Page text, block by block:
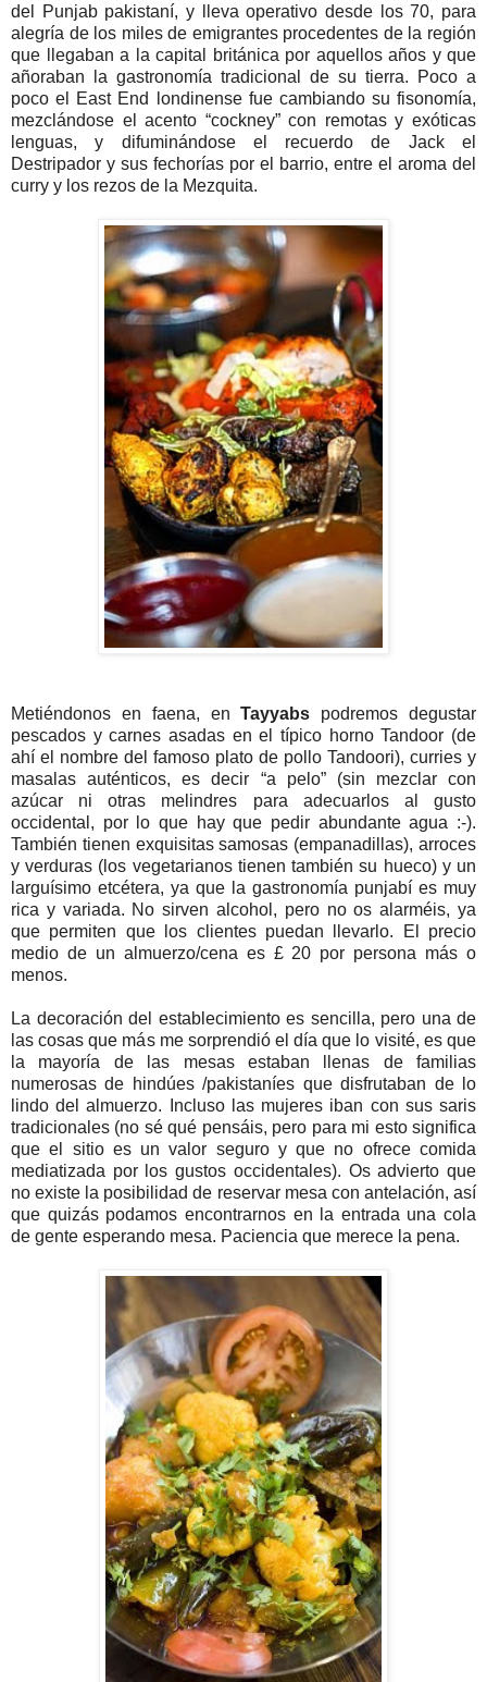
del Punjab pakistaní, y lleva operativo desde los 70, para
alegría de los miles de emigrantes procedentes de la región
que llegaban a la capital británica por aquellos años y que
añoraban la gastronomía tradicional de su tierra. Poco a
poco el East End londinense fue cambiando su fisonomía,
mezclándose el acento “cockney” con remotas y exóticas
lenguas, y difuminándose el recuerdo de Jack el
Destripador y sus fechorías por el barrio, entre el aroma del
curry y los rezos de la Mezquita.
Metiéndonos en faena, enTayyabs podremos degustar
pescados y carnes asadas en el típico horno Tandoor (de
ahí el nombre del famoso plato de pollo Tandoori), curries y
masalas auténticos, es decir “a pelo” (sin mezclar con
azúcar ni otras melindres para adecuarlos al gusto
occidental, por lo que hay que pedir abundante agua :-).
También tienen exquisitas samosas (empanadillas), arroces
y verduras (los vegetarianos tienen también su hueco) y un
larguísimo etcétera, ya que la gastronomía punjabí es muy
rica y variada. No sirven alcohol, pero no os alarméis, ya
que permiten que los clientes puedan llevarlo. El precio
medio de un almuerzo/cena es £ 20 por persona más o
menos.
La decoración del establecimiento es sencilla, pero una de
las cosas que más me sorprendió el día que lo visité, es que
la mayoría de las mesas estaban llenas de familias
numerosas de hindúes /pakistaníes que disfrutaban de lo
lindo del almuerzo. Incluso las mujeres iban con sus saris
tradicionales (no sé qué pensáis, pero para mi esto significa
que el sitio es un valor seguro y que no ofrece comida
mediatizada por los gustos occidentales). Os advierto que
no existe la posibilidad de reservar mesa con antelación, así
que quizás podamos encontrarnos en la entrada una cola
de gente esperando mesa. Paciencia que merece la pena.